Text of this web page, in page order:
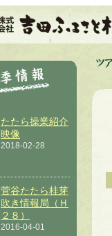
たたら操業紹介
映像
2018-02-28
菅谷たたら桂芽
吹き情報局（Ｈ
２８）
2016-04-01